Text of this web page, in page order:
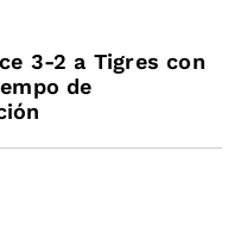
3-2 a Tigres con
de